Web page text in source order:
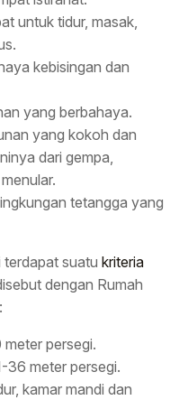
untuk tidur, masak,
kebisingan dan
yang berbahaya.
yang kokoh dan
dari gempa,
tetangga yang
terdapat suatu kriteria
dengan Rumah
persegi.
36 meter persegi.
kamar mandi dan